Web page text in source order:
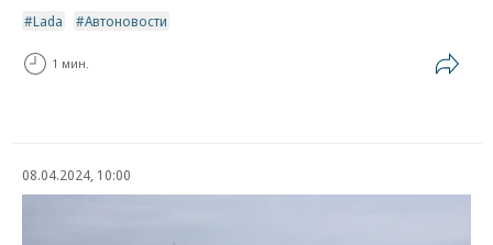
Lada Автоновости
1 мин.
08.04.2024, 10:00